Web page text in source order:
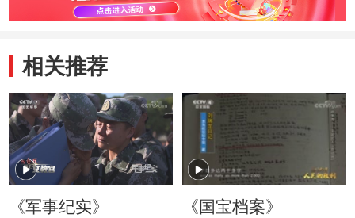
相关推荐
《军事纪实》
《国宝档案》